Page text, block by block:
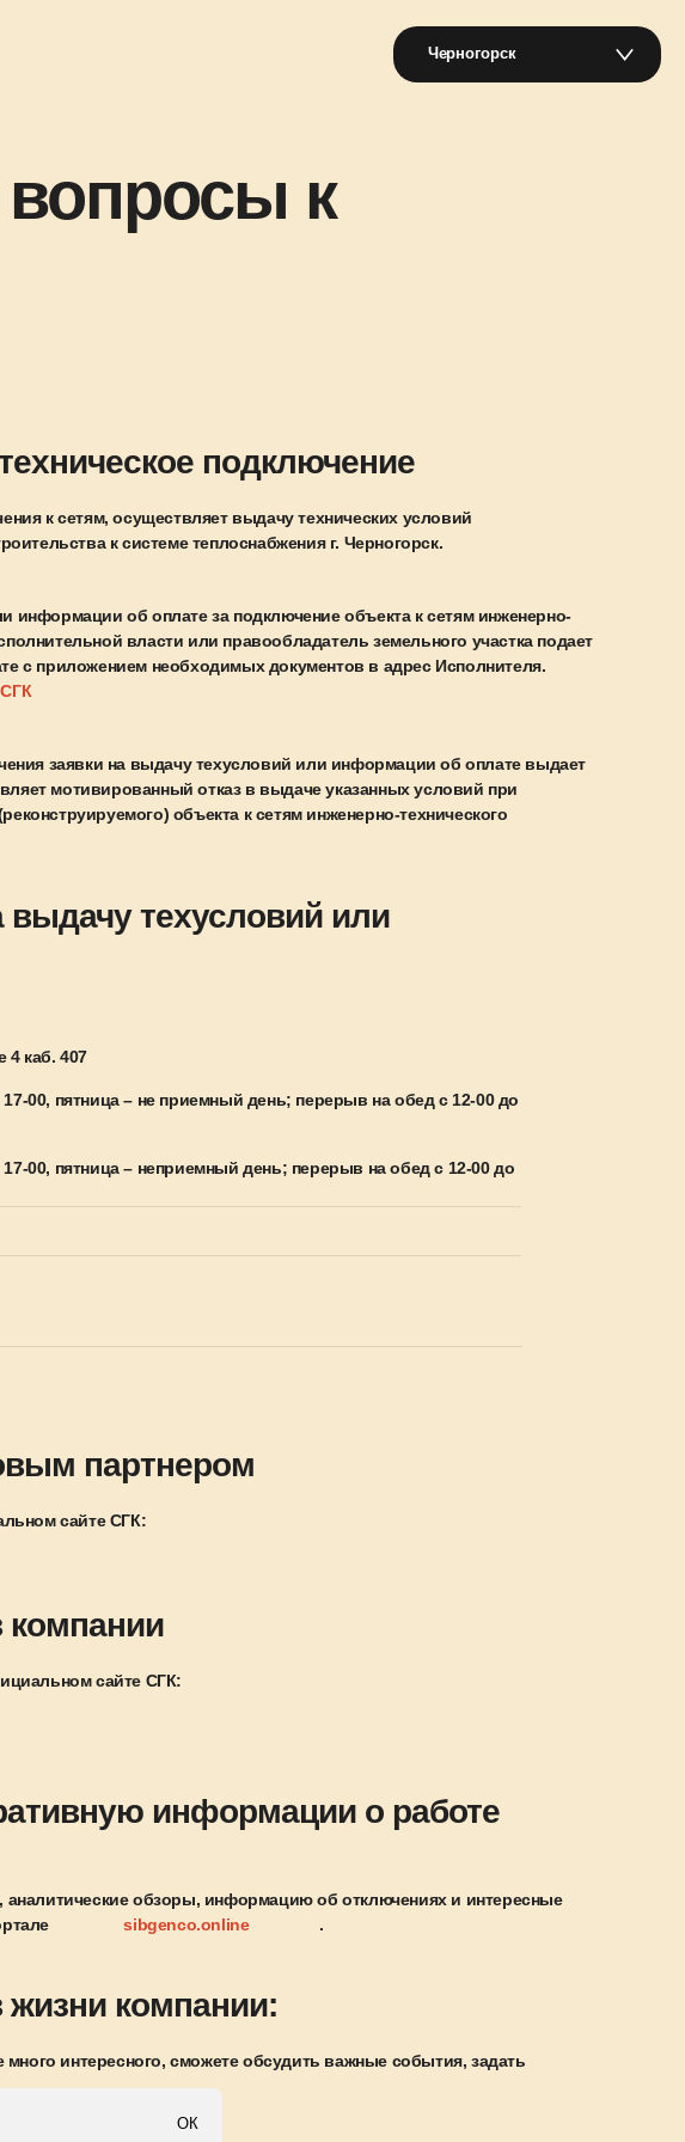
ОК
Черногорск
вопросы к
подключение
к сетям, осуществляет выдачу технических условий
к системе теплоснабжения г. Черногорск.
информации об оплате за подключение объекта к сетям инженерно-
власти или правообладатель земельного участка подает
с приложением необходимых документов в адрес Исполнителя.
заявки на выдачу техусловий или информации об оплате выдает
мотивированный отказ в выдаче указанных условий при
объекта к сетям инженерно-технического
техусловий или
4 каб. 407
00, пятница – не приемный день; перерыв на обед с 12-00 до
00, пятница – неприемный день; перерыв на обед с 12-00 до
партнером
сайте СГК:
компании
сайте СГК:
информации о работе
обзоры, информацию об отключениях и интересные
sibgenco.online .
жизни компании:
интересного, сможете обсудить важные события, задать